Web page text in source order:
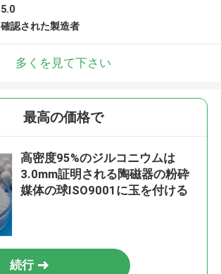
5.0
確認された製造者
多くを見て下さい
最高の価格で
高密度95%のジルコニウムは
3.0mm証明される陶磁器の粉砕
媒体の球ISO9001に玉を付ける
続行